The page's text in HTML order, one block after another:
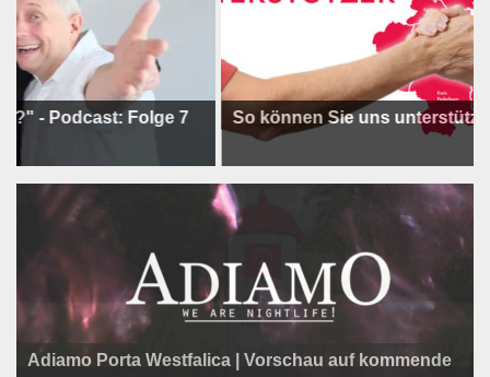
Folge 7 So können Sie uns unterstützen !
Adiamo Porta Westfalica | Vorschau auf kommende